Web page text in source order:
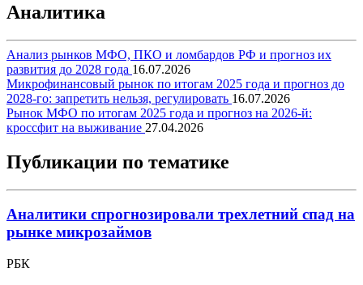
Аналитика
Анализ рынков МФО, ПКО и ломбардов РФ и прогноз их
развития до 2028 года 16.07.2026
Микрофинансовый рынок по итогам 2025 года и прогноз до
2028-го: запретить нельзя, регулировать 16.07.2026
Рынок МФО по итогам 2025 года и прогноз на 2026-й:
кроссфит на выживание 27.04.2026
Публикации по тематике
Аналитики спрогнозировали трехлетний спад на
рынке микрозаймов
РБК